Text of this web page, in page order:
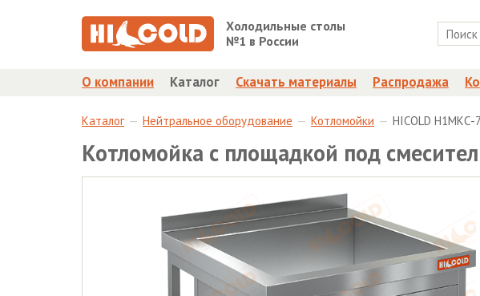
Холодильные столы
№1 в России
О компании Каталог Скачать материалы Распродажа
Каталог Нейтральное оборудование Котломойки HICOLD Н1МКС-
Котломойка с площадкой под